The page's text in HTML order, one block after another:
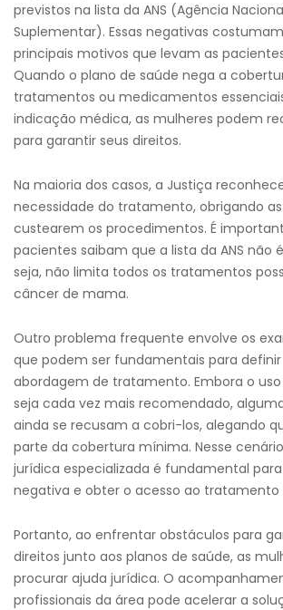
previstos na lista da ANS (Agência
Suplementar). Essas negativas
principais motivos que levam as
Quando o plano de saúde nega a
tratamentos ou medicamentos
indicação médica, as mulheres podem
para garantir seus direitos.
Na maioria dos casos, a Justiça
necessidade do tratamento, obrigando
custearem os procedimentos. É
pacientes saibam que a lista da ANS não
seja, não limita todos os tratamentos
câncer de mama.
Outro problema frequente envolve os
que podem ser fundamentais para
abordagem de tratamento. Embora o uso
seja cada vez mais recomendado,
ainda se recusam a cobri-los, alegando
parte da cobertura mínima. Nesse
jurídica especializada é fundamental
negativa e obter o acesso ao tratamento
Portanto, ao enfrentar obstáculos para
direitos junto aos planos de saúde, as
procurar ajuda jurídica. O
profissionais da área pode acelerar a